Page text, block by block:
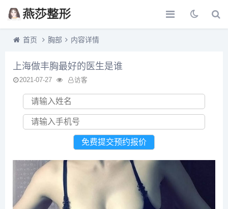
首页 胸部 内容详情
上海做丰胸最好的医生是谁
2021-07-27 访客